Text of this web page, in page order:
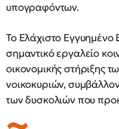
υπογραφόντων.
Το Ελάχιστο
σημαντικό εργαλείο
οικονομικής στήριξης
νοικοκυριών,
των δυσκολιών που